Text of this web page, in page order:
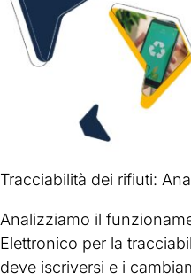
Tracciabilità dei rifiuti:
Analizziamo il
Elettronico per la
deve iscriversi e i